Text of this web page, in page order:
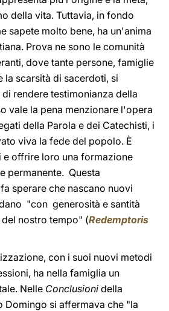
della vita. Tuttavia, in fondo
sapete molto bene, ha un'anima
Prova ne sono le comunità
dove tante persone, famiglie
la scarsità di sacerdoti, si
rendere testimonianza della
vale la pena menzionare l'opera
della Parola e dei Catechisti, i
viva la fede del popolo. È
e offrire loro una formazione
permanente. Questa
sperare che nascano nuovi
"con generosità e santità
nostro tempo" (Redemptoris
con i suoi nuovi metodi
ha nella famiglia un
Nelle Conclusioni della
Domingo si affermava che "la